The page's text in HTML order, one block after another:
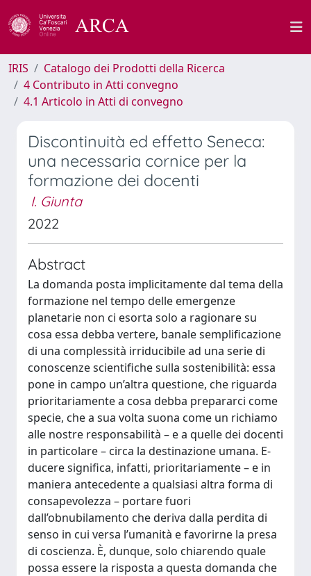
IRIS
Catalogo dei Prodotti della Ricerca
4 Contributo in Atti convegno
4.1 Articolo in Atti di convegno
Discontinuità ed effetto Seneca:
una necessaria cornice per la
formazione dei docenti
I. Giunta
2022
Abstract
La domanda posta implicitamente dal tema della
formazione nel tempo delle emergenze
planetarie non ci esorta solo a ragionare su
cosa essa debba vertere, banale semplificazione
di una complessità irriducibile ad una serie di
conoscenze scientifiche sulla sostenibilità: essa
pone in campo un’altra questione, che riguarda
prioritariamente a cosa debba prepararci come
specie, che a sua volta suona come un richiamo
alle nostre responsabilità – e a quelle dei docenti
in particolare – circa la destinazione umana. E-
ducere significa, infatti, prioritariamente – e in
maniera antecedente a qualsiasi altra forma di
consapevolezza – portare fuori
dall’obnubilamento che deriva dalla perdita di
senso in cui versa l’umanità e favorirne la presa
di coscienza. È, dunque, solo chiarendo quale
possa essere la risposta a questa domanda che